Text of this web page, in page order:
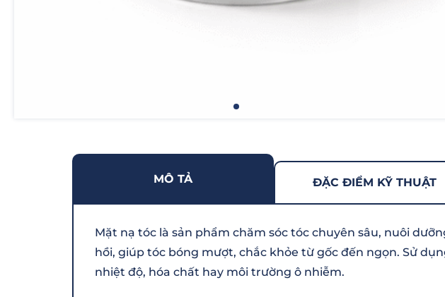
MÔ TẢ ĐẶC ĐIỂM KỸ THUẬT
Mặt nạ tóc là sản phẩm chăm sóc tóc chuyên sâu, nuôi
hồi, giúp tóc bóng mượt, chắc khỏe từ gốc đến ngọn. Sử
nhiệt độ, hóa chất hay môi trường ô nhiễm.